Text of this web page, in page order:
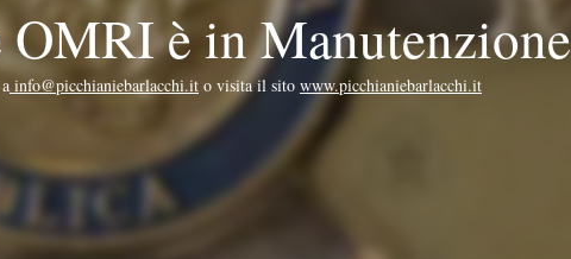
è in Manutenzione
info@picchianiebarlacchi.it o visita il sito www.picchianiebarlacchi.it